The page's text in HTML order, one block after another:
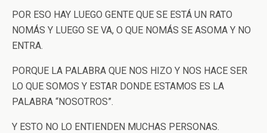
POR ESO HAY LUEGO GENTE QUE SE ESTÁ UN RATO
NOMÁS Y LUEGO SE VA, O QUE NOMÁS SE ASOMA Y NO
ENTRA.
PORQUE LA PALABRA QUE NOS HIZO Y NOS HACE SER
LO QUE SOMOS Y ESTAR DONDE ESTAMOS ES LA
PALABRA “NOSOTROS”.
Y ESTO NO LO ENTIENDEN MUCHAS PERSONAS.